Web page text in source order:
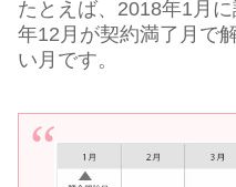
たとえば、2018年1月
年12月が契約満了月で
い月です。